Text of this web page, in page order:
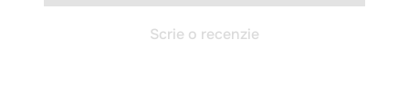
Scrie o recenzie